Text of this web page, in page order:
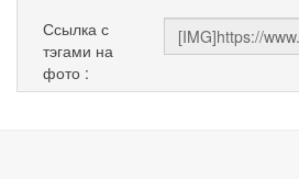
Ссылка с
тэгами на
фото :